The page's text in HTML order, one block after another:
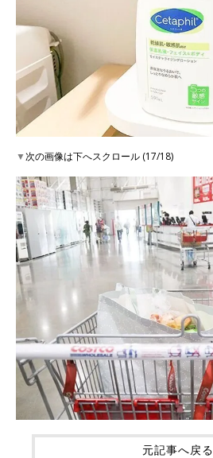
▼次の画像は下へスクロール (17/18)
元記事へ戻る